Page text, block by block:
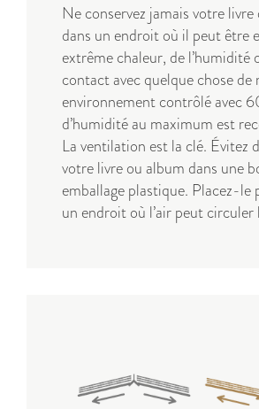
Ne conservez jamais votre
dans un endroit où il peut être
extrême chaleur, de l’humidité
contact avec quelque chose
environnement contrôlé avec
d’humidité au maximum est
La ventilation est la clé. Évitez
votre livre ou album dans une
emballage plastique. Placez-le
un endroit où l’air peut